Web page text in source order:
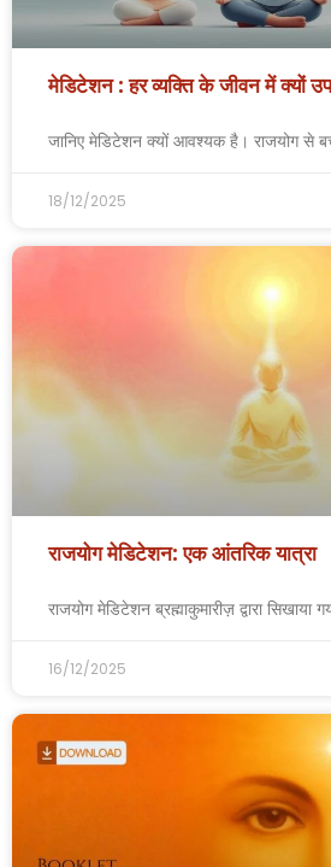
मेडिटेशन : हर व्यक्ति के जीवन में क्यों
जानिए मेडिटेशन क्यों आवश्यक है। राजयोग से
18/12/2025
राजयोग मेडिटेशन: एक आंतरिक यात्रा
राजयोग मेडिटेशन ब्रह्माकुमारीज़ द्वारा सिखाया
16/12/2025